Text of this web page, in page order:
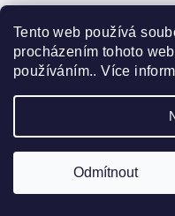
Tento web používá
procházením tohoto
používáním.. Více
Odmítnout
Jak nakupovat
Obchodní podmínky
Podmínky ochrany